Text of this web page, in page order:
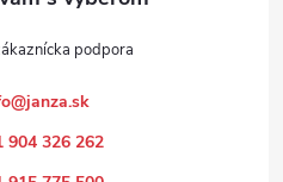
@janza.sk
904 326 262